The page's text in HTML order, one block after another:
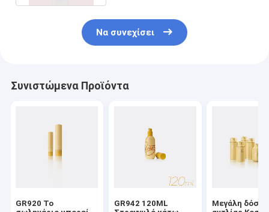
Να συνεχίσει
Συνιστώμενα Προϊόντα
GR920 Το
GR942 120ML
Μεγάλη δόση